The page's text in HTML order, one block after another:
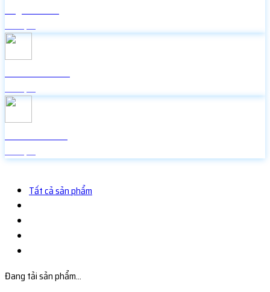
Lấy mã 2FA
Miễn phí
Icon Facebook
Miễn phí
Random Face
Miễn phí
Tất cả sản phẩm
Đang tải sản phẩm...